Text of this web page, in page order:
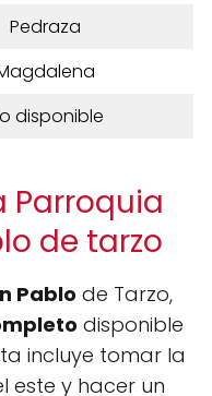
Pedraza
disponible
Parroquia
de tarzo
Pablo de Tarzo,
disponible
incluye tomar la
este y hacer un